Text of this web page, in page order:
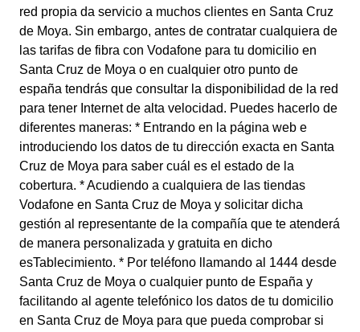
red propia da servicio a muchos clientes en Santa Cruz
de Moya. Sin embargo, antes de contratar cualquiera de
las tarifas de fibra con Vodafone para tu domicilio en
Santa Cruz de Moya o en cualquier otro punto de
españa tendrás que consultar la disponibilidad de la red
para tener Internet de alta velocidad. Puedes hacerlo de
diferentes maneras: * Entrando en la página web e
introduciendo los datos de tu dirección exacta en Santa
Cruz de Moya para saber cuál es el estado de la
cobertura. * Acudiendo a cualquiera de las tiendas
Vodafone en Santa Cruz de Moya y solicitar dicha
gestión al representante de la compañía que te atenderá
de manera personalizada y gratuita en dicho
esTablecimiento. * Por teléfono llamando al 1444 desde
Santa Cruz de Moya o cualquier punto de España y
facilitando al agente telefónico los datos de tu domicilio
en Santa Cruz de Moya para que pueda comprobar si